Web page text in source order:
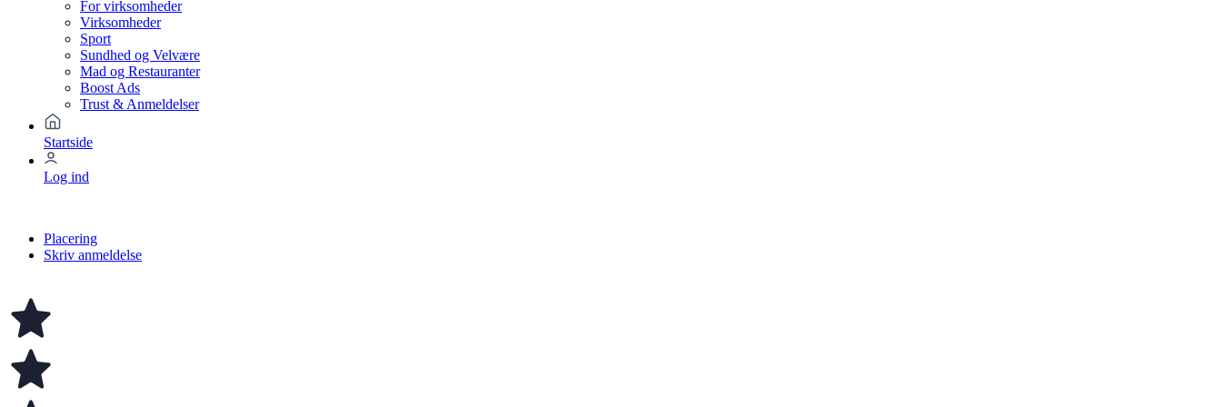
For virksomheder
Virksomheder
Sport
Sundhed og Velvære
Mad og Restauranter
Boost Ads
Trust & Anmeldelser
Startside
Log ind
Placering
Skriv anmeldelse